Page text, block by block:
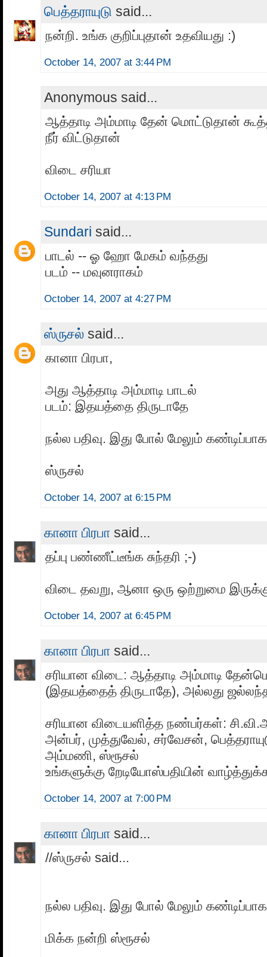
பெத்தராயுடு said...
நன்றி. உங்க குறிப்புதான் உதவியது :)
October 14, 2007 at 3:44 PM
Anonymous said...
ஆத்தாடி அம்மாடி தேன் மொட்டுதான்
நீர் விட்டுதான்
விடை சரியா
October 14, 2007 at 4:13 PM
Sundari said...
பாடல் -- ஓ ஹோ மேகம் வந்தது
படம் -- மவுனராகம்
October 14, 2007 at 4:27 PM
ஸ்ருசல் said...
கானா பிரபா,
அது ஆத்தாடி அம்மாடி பாடல்
படம்: இதயத்தை திருடாதே
நல்ல பதிவு. இது போல் மேலும்
ஸ்ருசல்
October 14, 2007 at 6:15 PM
கானா பிரபா said...
தப்பு பண்ணீட்டீங்க சுந்தரி ;-)
விடை தவறு, ஆனா ஒரு ஒற்றுமை
October 14, 2007 at 6:45 PM
கானா பிரபா said...
சரியான விடை: ஆத்தாடி அம்மாடி
(இதயத்தைத் திருடாதே), அல்லது
சரியான விடையளித்த நண்பர்கள்:
அன்பர், முத்துவேல், சர்வேசன்,
அம்மணி, ஸ்ரூசல்
உங்களுக்கு றேடியோஸ்பதியின்
October 14, 2007 at 7:00 PM
கானா பிரபா said...
//ஸ்ருசல் said...
நல்ல பதிவு. இது போல் மேலும்
மிக்க நன்றி ஸ்ரூசல்